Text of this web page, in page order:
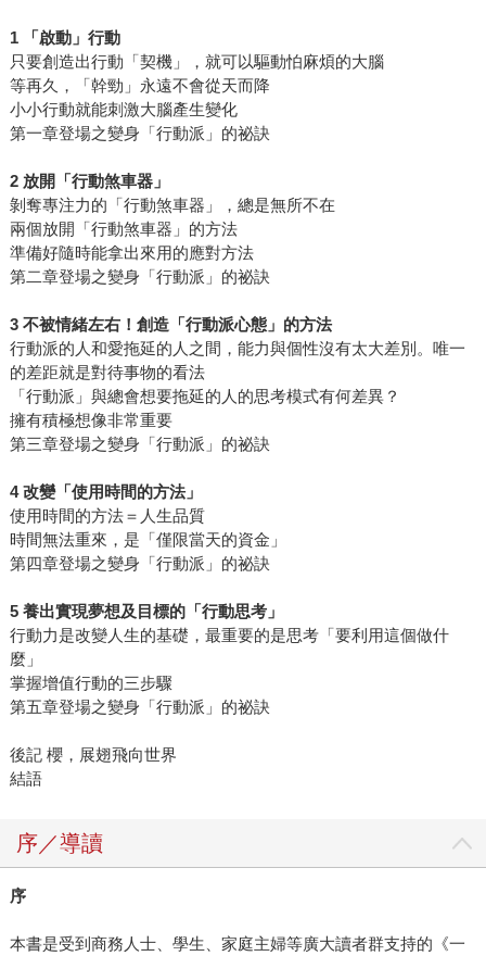
1 「啟動」行動
只要創造出行動「契機」，就可以驅動怕麻煩的大腦
等再久，「幹勁」永遠不會從天而降
小小行動就能刺激大腦產生變化
第一章登場之變身「行動派」的祕訣
2 放開「行動煞車器」
剝奪專注力的「行動煞車器」，總是無所不在
兩個放開「行動煞車器」的方法
準備好隨時能拿出來用的應對方法
第二章登場之變身「行動派」的祕訣
3 不被情緒左右！創造「行動派心態」的方法
行動派的人和愛拖延的人之間，能力與個性沒有太大差別。唯一
的差距就是對待事物的看法
「行動派」與總會想要拖延的人的思考模式有何差異？
擁有積極想像非常重要
第三章登場之變身「行動派」的祕訣
4 改變「使用時間的方法」
使用時間的方法＝人生品質
時間無法重來，是「僅限當天的資金」
第四章登場之變身「行動派」的祕訣
5 養出實現夢想及目標的「行動思考」
行動力是改變人生的基礎，最重要的是思考「要利用這個做什
麼」
掌握增值行動的三步驟
第五章登場之變身「行動派」的祕訣
後記 櫻，展翅飛向世界
結語
序／導讀
序
本書是受到商務人士、學生、家庭主婦等廣大讀者群支持的《一